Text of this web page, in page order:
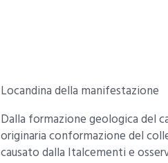
Locandina della manifestazione
Dalla formazione geologica del
originaria conformazione del
causato dalla Italcementi e